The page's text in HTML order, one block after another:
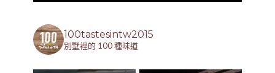
100tastesintw2015
別墅裡的 100 種味道